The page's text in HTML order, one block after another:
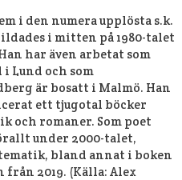
i den numera upplösta s.k.
i mitten på 1980-talet
har även arbetat som
Lund och som
är bosatt i Malmö. Han
ett tjugotal böcker
och romaner. Som poet
under 2000-talet,
bland annat i boken
från 2019. (Källa: Alex